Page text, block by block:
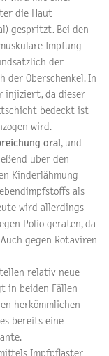
die Haut
gespritzt. Bei den
Impfung
der
der Oberschenkel. In
injiziert, da dieser
bedeckt ist
wird.
oral , und
über den
Kinderlähmung
als
wird allerdings
Polio geraten, da
gegen Rotaviren
relativ neue
in beiden Fällen
herkömmlichen
bereits eine
Impfpflaster